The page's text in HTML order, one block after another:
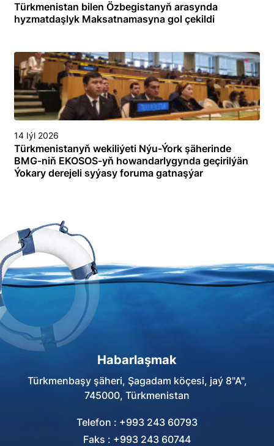
Türkmenistan bilen Özbegistanyň arasynda
hyzmatdaşlyk Maksatnamasyna gol çekildi
14 Iýl 2026
Türkmenistanyň wekiliýeti Nýu-Ýork şäherinde
BMG-niň EKOSOS-yň howandarlygynda geçirilýän
Ýokary derejeli syýasy foruma gatnaşýar
Habarlaşmak
Türkmenbaşy şäheri, Şagadam köçesi, jaý 8"A",
745000, Türkmenistan
Telefon : +993 243 60793
Faks : +993 243 60744